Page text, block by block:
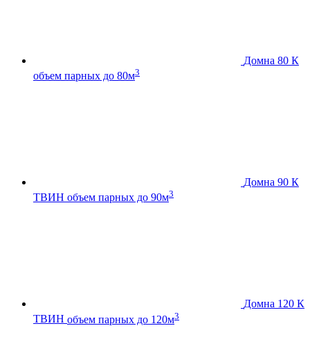
Домна 80 К
объем парных до 80м3
Домна 90 К
ТВИН объем парных до 90м3
Домна 120 К
ТВИН объем парных до 120м3